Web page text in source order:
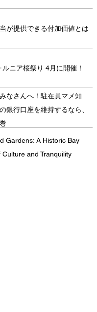
が提供できる付加価値とは
ニア桜祭り 4月に開催！
なさんへ！駐在員マメ知
銀行口座を維持するなら、
Gardens: A Historic Bay
and Tranquility